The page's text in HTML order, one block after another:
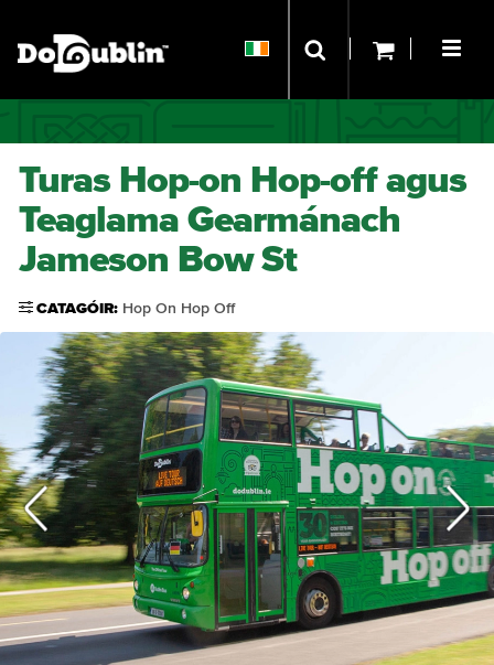
Turas Hop-on Hop-off agus
Teaglama Gearmánach
Jameson Bow St
CATAGÓIR: Hop On Hop Off